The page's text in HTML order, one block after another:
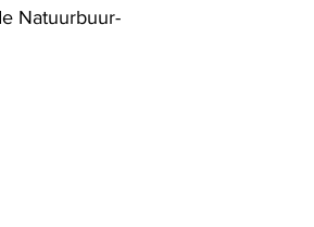
Natuurbuur-